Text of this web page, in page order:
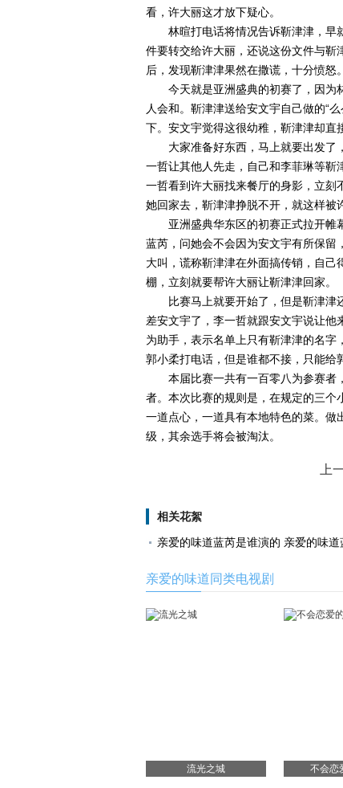
看，许大丽这才放下疑心。
林暄打电话将情况告诉靳津津，早
件要转交给许大丽，还说这份文件与靳
后，发现靳津津果然在撒谎，十分愤怒。
今天就是亚洲盛典的初赛了，因为
人会和。靳津津送给安文宇自己做的“
下。安文宇觉得这很幼稚，靳津津却直
大家准备好东西，马上就要出发
一哲让其他人先走，自己和李菲琳等
一哲看到许大丽找来餐厅的身影，立
她回家去，靳津津挣脱不开，就这样被
亚洲盛典华东区的初赛正式拉开
蓝芮，问她会不会因为安文宇有所保
大叫，谎称靳津津在外面搞传销，自
棚，立刻就要帮许大丽让靳津津回家。
比赛马上就要开始了，但是靳津津
差安文宇了，李一哲就跟安文宇说让
为助手，表示名单上只有靳津津的名
郭小柔打电话，但是谁都不接，只能给
本届比赛一共有一百零八为参赛者
者。本次比赛的规则是，在规定的三个
一道点心，一道具有本地特色的菜。
级，其余选手将会被淘汰。
上
相关花絮
亲爱的味道蓝芮是谁演的 亲爱的味
亲爱的味道同类电视剧
流光之城 不会恋